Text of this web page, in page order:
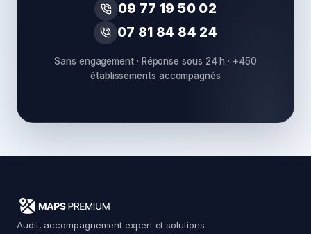
09 77 19 50 02
07 81 84 84 24
Sans engagement · Réponse sous 24 h · +450
établissements accompagnés
Audit, accompagnement expert et solutions